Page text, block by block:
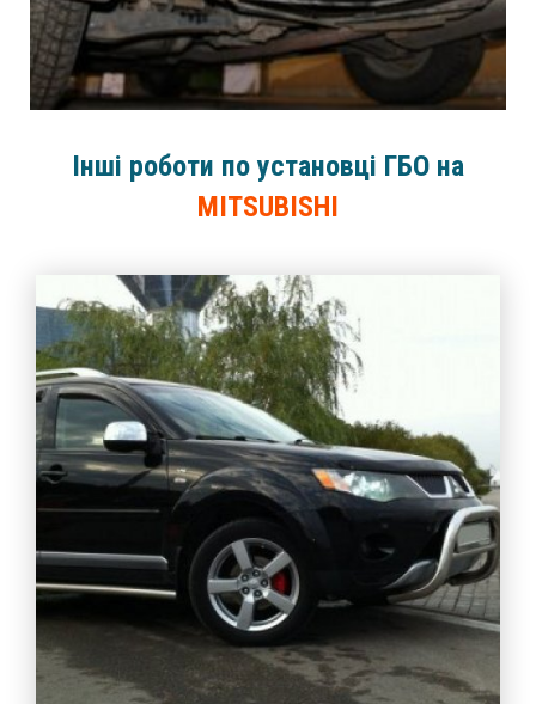
Інші роботи по установці ГБО на
MITSUBISHI